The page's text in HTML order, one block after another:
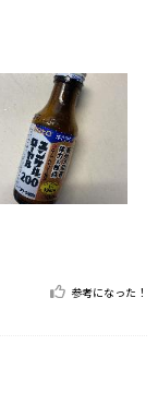
参考になった！